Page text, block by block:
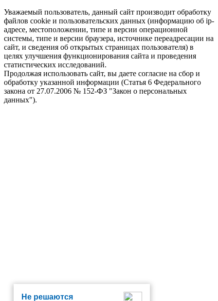
Уважаемый пользователь, данный сайт производит обработку
файлов cookie и пользовательских данных (информацию об ip-
адресе, местоположении, типе и версии операционной
системы, типе и версии браузера, источнике переадресации на
сайт, и сведения об открытых страницах пользователя) в
целях улучшения функционирования сайта и проведения
статистических исследований.
Продолжая использовать сайт, вы даете согласие на сбор и
обработку указанной информации (Статья 6 Федерального
закона от 27.07.2006 № 152-ФЗ "Закон о персональных
данных").
Не решаются